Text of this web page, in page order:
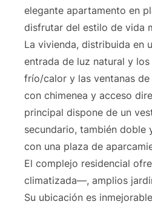
elegante apartamento en
disfrutar del estilo de vida
La vivienda, distribuida en
entrada de luz natural y
frío/calor y las ventanas
con chimenea y acceso
principal dispone de un
secundario, también doble
con una plaza de
El complejo residencial
climatizada—, amplios
Su ubicación es